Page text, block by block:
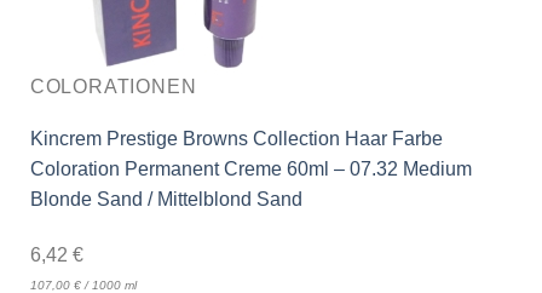
COLORATIONEN
Kincrem Prestige Browns Collection Haar Farbe
Coloration Permanent Creme 60ml – 07.32 Medium
Blonde Sand / Mittelblond Sand
6,42 €
107,00 €/ 1000 ml